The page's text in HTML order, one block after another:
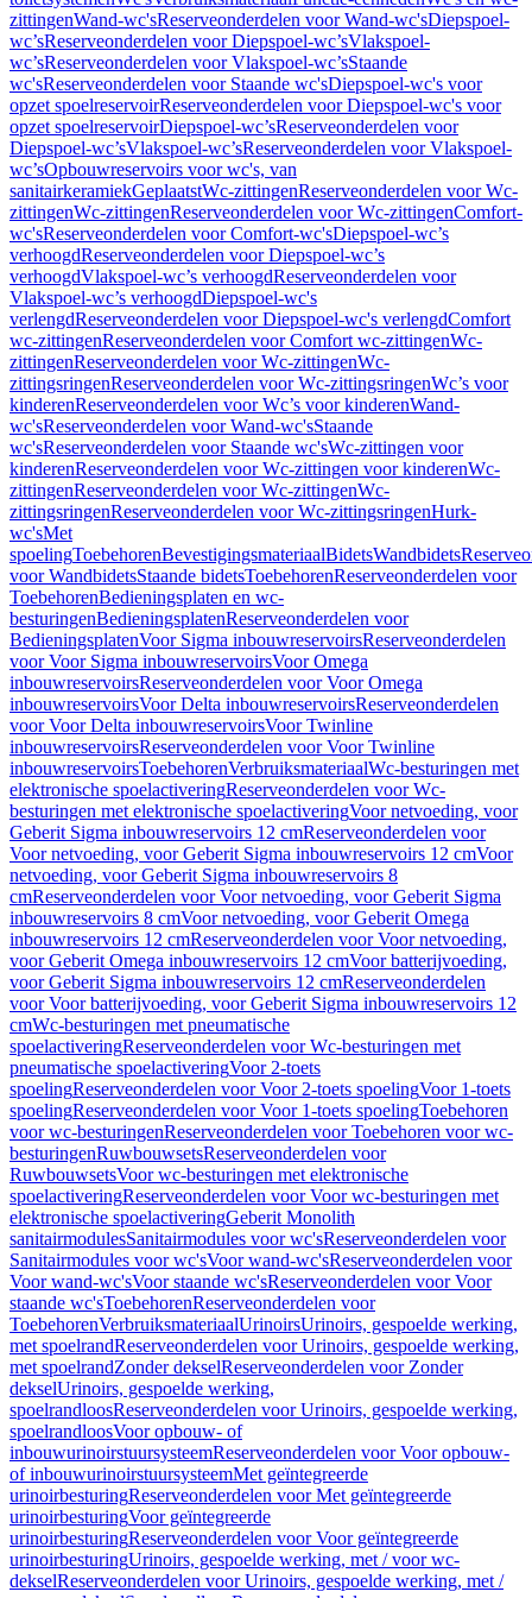
zittingenWand-wc'sReserveonderdelen voor Wand-wc'sDiepspoel-
wc’sReserveonderdelen voor Diepspoel-wc’sVlakspoel-
wc’sReserveonderdelen voor Vlakspoel-wc’sStaande
wc'sReserveonderdelen voor Staande wc'sDiepspoel-wc's voor
opzet spoelreservoirReserveonderdelen voor Diepspoel-wc's voor
opzet spoelreservoirDiepspoel-wc’sReserveonderdelen voor
Diepspoel-wc’sVlakspoel-wc’sReserveonderdelen voor Vlakspoel-
wc’sOpbouwreservoirs voor wc's, van
sanitairkeramiekGeplaatstWc-zittingenReserveonderdelen voor Wc-
zittingenWc-zittingenReserveonderdelen voor Wc-zittingenComfort-
wc'sReserveonderdelen voor Comfort-wc'sDiepspoel-wc’s
verhoogdReserveonderdelen voor Diepspoel-wc’s
verhoogdVlakspoel-wc’s verhoogdReserveonderdelen voor
Vlakspoel-wc’s verhoogdDiepspoel-wc's
verlengdReserveonderdelen voor Diepspoel-wc's verlengdComfort
wc-zittingenReserveonderdelen voor Comfort wc-zittingenWc-
zittingenReserveonderdelen voor Wc-zittingenWc-
zittingsringenReserveonderdelen voor Wc-zittingsringenWc’s voor
kinderenReserveonderdelen voor Wc’s voor kinderenWand-
wc'sReserveonderdelen voor Wand-wc'sStaande
wc'sReserveonderdelen voor Staande wc'sWc-zittingen voor
kinderenReserveonderdelen voor Wc-zittingen voor kinderenWc-
zittingenReserveonderdelen voor Wc-zittingenWc-
zittingsringenReserveonderdelen voor Wc-zittingsringenHurk-
wc'sMet
spoelingToebehorenBevestigingsmateriaalBidetsWandbidets
voor WandbidetsStaande bidetsToebehorenReserveonderdelen voor
ToebehorenBedieningsplaten en wc-
besturingenBedieningsplatenReserveonderdelen voor
BedieningsplatenVoor Sigma inbouwreservoirsReserveonderdelen
voor Voor Sigma inbouwreservoirsVoor Omega
inbouwreservoirsReserveonderdelen voor Voor Omega
inbouwreservoirsVoor Delta inbouwreservoirsReserveonderdelen
voor Voor Delta inbouwreservoirsVoor Twinline
inbouwreservoirsReserveonderdelen voor Voor Twinline
inbouwreservoirsToebehorenVerbruiksmateriaalWc-besturingen met
elektronische spoelactiveringReserveonderdelen voor Wc-
besturingen met elektronische spoelactiveringVoor netvoeding, voor
Geberit Sigma inbouwreservoirs 12 cmReserveonderdelen voor
Voor netvoeding, voor Geberit Sigma inbouwreservoirs 12 cmVoor
netvoeding, voor Geberit Sigma inbouwreservoirs 8
cmReserveonderdelen voor Voor netvoeding, voor Geberit Sigma
inbouwreservoirs 8 cmVoor netvoeding, voor Geberit Omega
inbouwreservoirs 12 cmReserveonderdelen voor Voor netvoeding,
voor Geberit Omega inbouwreservoirs 12 cmVoor batterijvoeding,
voor Geberit Sigma inbouwreservoirs 12 cmReserveonderdelen
voor Voor batterijvoeding, voor Geberit Sigma inbouwreservoirs 12
cmWc-besturingen met pneumatische
spoelactiveringReserveonderdelen voor Wc-besturingen met
pneumatische spoelactiveringVoor 2-toets
spoelingReserveonderdelen voor Voor 2-toets spoelingVoor 1-toets
spoelingReserveonderdelen voor Voor 1-toets spoelingToebehoren
voor wc-besturingenReserveonderdelen voor Toebehoren voor wc-
besturingenRuwbouwsetsReserveonderdelen voor
RuwbouwsetsVoor wc-besturingen met elektronische
spoelactiveringReserveonderdelen voor Voor wc-besturingen met
elektronische spoelactiveringGeberit Monolith
sanitairmodulesSanitairmodules voor wc'sReserveonderdelen voor
Sanitairmodules voor wc'sVoor wand-wc'sReserveonderdelen voor
Voor wand-wc'sVoor staande wc'sReserveonderdelen voor Voor
staande wc'sToebehorenReserveonderdelen voor
ToebehorenVerbruiksmateriaalUrinoirsUrinoirs, gespoelde werking,
met spoelrandReserveonderdelen voor Urinoirs, gespoelde werking,
met spoelrandZonder dekselReserveonderdelen voor Zonder
dekselUrinoirs, gespoelde werking,
spoelrandloosReserveonderdelen voor Urinoirs, gespoelde werking,
spoelrandloosVoor opbouw- of
inbouwurinoirstuursysteemReserveonderdelen voor Voor opbouw-
of inbouwurinoirstuursysteemMet geïntegreerde
urinoirbesturingReserveonderdelen voor Met geïntegreerde
urinoirbesturingVoor geïntegreerde
urinoirbesturingReserveonderdelen voor Voor geïntegreerde
urinoirbesturingUrinoirs, gespoelde werking, met / voor wc-
dekselReserveonderdelen voor Urinoirs, gespoelde werking, met /